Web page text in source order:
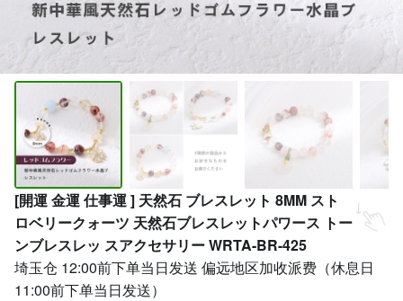
[開運 金運 仕事運 ] 天然石 ブレスレット 8MM スト
ロベリークォーツ 天然石ブレスレットパワース トー
ンブレスレッ スアクセサリー WRTA-BR-425
埼玉仓 12:00前下单当日发送 偏远地区加收派费（休息日
11:00前下单当日发送）